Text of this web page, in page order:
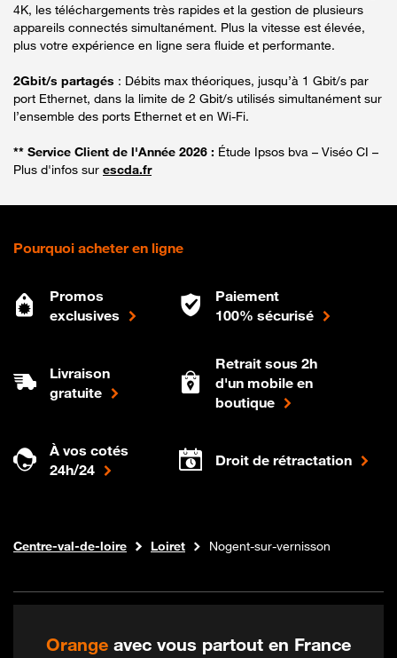
4K, les téléchargements très rapides et la gestion de plusieurs
appareils connectés simultanément. Plus la vitesse est élevée,
plus votre expérience en ligne sera fluide et performante.
2Gbit/s partagés : Débits max théoriques, jusqu’à 1 Gbit/s par
port Ethernet, dans la limite de 2 Gbit/s utilisés simultanément sur
l’ensemble des ports Ethernet et en Wi-Fi.
** Service Client de l'Année 2026 : Étude Ipsos bva – Viséo CI –
Plus d'infos sur escda.fr
Pourquoi acheter en ligne
Promos
exclusives
Paiement
100% sécurisé
Livraison
gratuite
Retrait sous 2h
d'un mobile en
boutique
À vos cotés
24h/24
Droit de rétractation
Boutique Orange
Internet fibre
Centre-val-de-loire Loiret Nogent-sur-vernisson